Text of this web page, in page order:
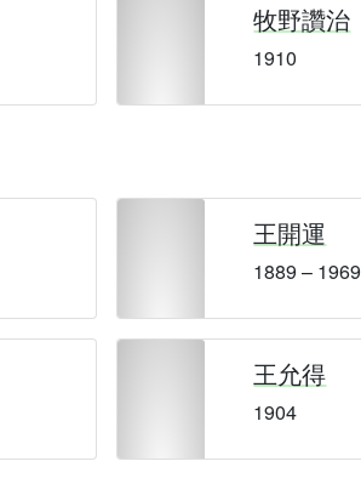
牧野讚治
1910
王開運
1889 – 1969
王允得
1904